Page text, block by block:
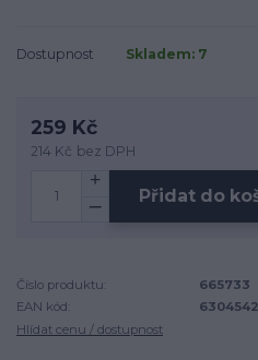
Dostupnost Skladem: 7
259 Kč
214 Kč bez DPH
Přidat do
Číslo produktu:
665733
EAN kód:
Hlídat cenu / dostupnost